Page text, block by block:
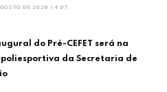
DE 2026 14:07
do Pré-CEFET será na
da Secretaria de